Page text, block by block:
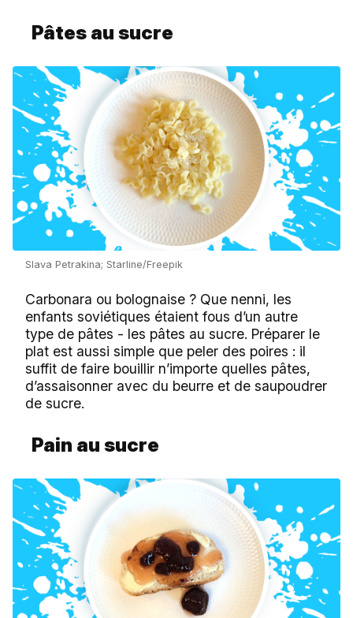
Pâtes au sucre
Slava Petrakina; Starline/Freepik
Carbonara ou bolognaise ? Que nenni, les
enfants soviétiques étaient fous d’un autre
type de pâtes - les pâtes au sucre. Préparer le
plat est aussi simple que peler des poires : il
suffit de faire bouillir n’importe quelles pâtes,
d’assaisonner avec du beurre et de saupoudrer
de sucre.
Pain au sucre